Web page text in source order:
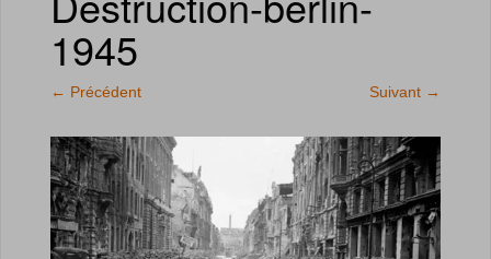
1945
← Précédent Suivant →